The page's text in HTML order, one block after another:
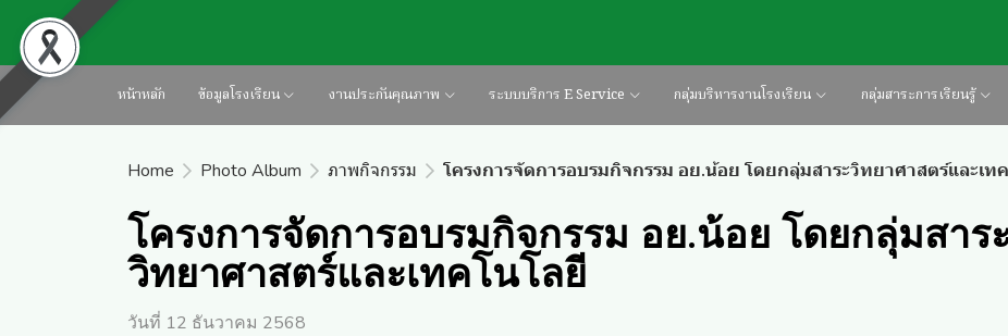
หน้าหลัก ข้อมูลโรงเรียน งานประกันคุณภาพ ระบบบริการ E Service กลุ่มบริหารงานโรงเรียน กลุ่มสาระการเรียนรู้
Home Photo Album ภาพกิจกรรม โครงการจัดการอบรมกิจกรรม อย.น้อย โดยกลุ่มสาระวิทยาศาสตร์และเท
โครงการจัดการอบรมกิจกรรม อย.น้อย โดยกลุ่มสาร
วิทยาศาสตร์และเทคโนโลยี
วันที่ 12 ธันวาคม 2568